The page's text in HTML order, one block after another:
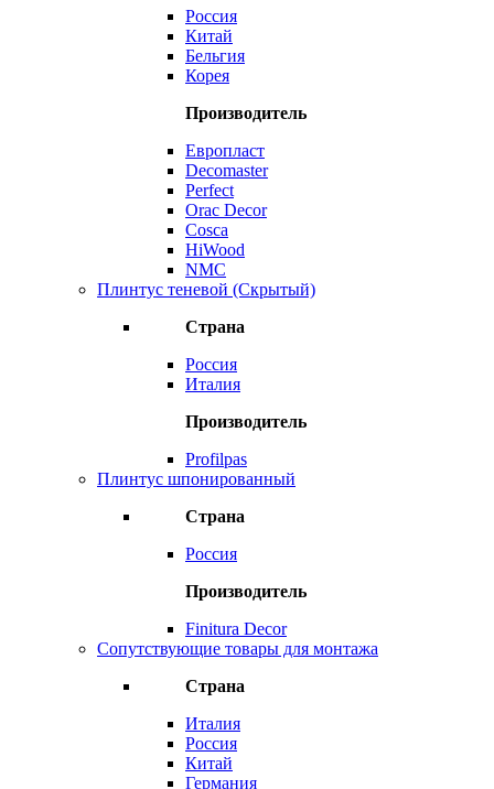
Россия
Китай
Бельгия
Корея
Производитель
Европласт
Decomaster
Perfect
Orac Decor
Cosca
HiWood
NMC
Плинтус теневой (Скрытый)
Страна
Россия
Италия
Производитель
Profilpas
Плинтус шпонированный
Страна
Россия
Производитель
Finitura Decor
Сопутствующие товары для монтажа
Страна
Италия
Россия
Китай
Германия